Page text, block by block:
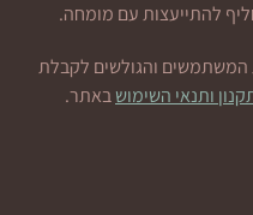
להתייעצות עם מומחה.
המשתמשים והגולשים לקבלת
ותנאי השימושבאתר.